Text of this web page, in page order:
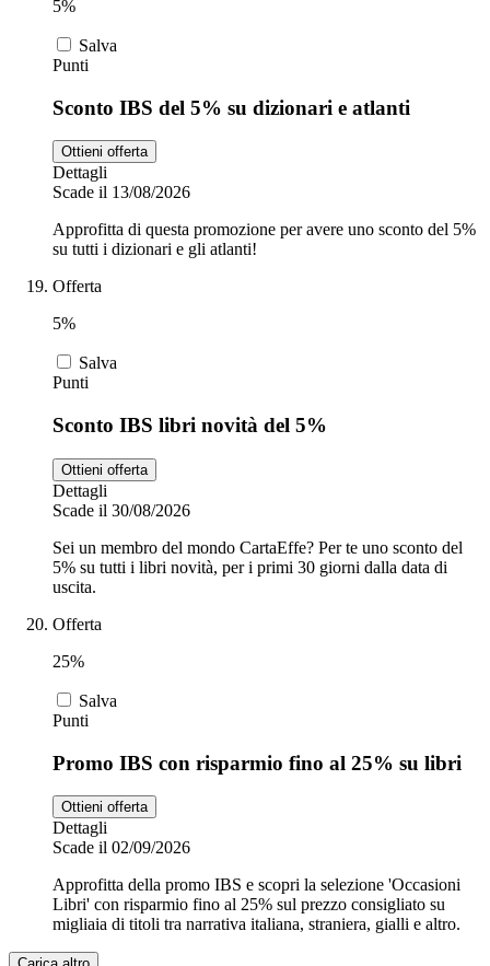
5%
Salva
Punti
Sconto IBS del 5% su dizionari e atlanti
Ottieni offerta
Dettagli
Scade il 13/08/2026
Approfitta di questa promozione per avere uno sconto del 5%
su tutti i dizionari e gli atlanti!
Offerta
5%
Salva
Punti
Sconto IBS libri novità del 5%
Ottieni offerta
Dettagli
Scade il 30/08/2026
Sei un membro del mondo CartaEffe? Per te uno sconto del
5% su tutti i libri novità, per i primi 30 giorni dalla data di
uscita.
Offerta
25%
Salva
Punti
Promo IBS con risparmio fino al 25% su libri
Ottieni offerta
Dettagli
Scade il 02/09/2026
Approfitta della promo IBS e scopri la selezione 'Occasioni
Libri' con risparmio fino al 25% sul prezzo consigliato su
migliaia di titoli tra narrativa italiana, straniera, gialli e altro.